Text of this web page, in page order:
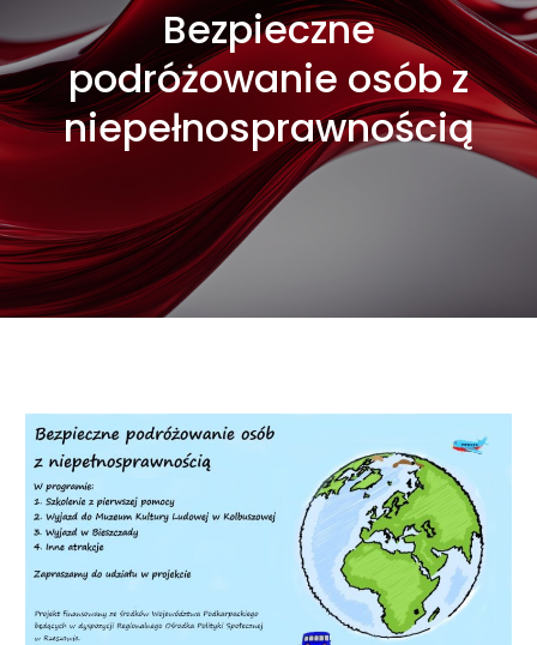
Bezpieczne
podróżowanie osób z
niepełnosprawnością